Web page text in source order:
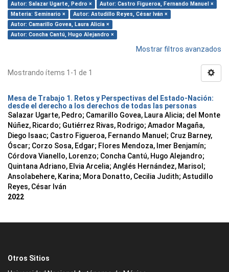
Autor: Salazar Ugarte, Pedro ×
Autor: Castro Figueroa, Fernando Manuel ×
Materia: Seminario ×
Autor: Astudillo Reyes, César Iván ×
Autor: Camarillo Govea, Laura Alicia ×
Autor: Concha Cantú, Hugo Alejandro ×
Mostrar filtros avanzados
Mostrando ítems 1-1 de 1
Mesa de Trabajo 1. Retos y Perspectivas del Estado-Nación:
desde el derecho a los derechos de todas las personas
Salazar Ugarte, Pedro; Camarillo Govea, Laura Alicia; del Monte
Núñez, Ricardo; Gutiérrez Rivas, Rodrigo; Amador Magaña,
Diego Isaac; Castro Figueroa, Fernando Manuel ; Cruz Barney,
Óscar; Corzo Sosa, Edgar; Flores Mendoza, Imer Benjamín;
Córdova Vianello, Lorenzo; Concha Cantú, Hugo Alejandro;
Quintana Adriano, Elvia Arcelia; Anglés Hernández, Marisol ;
Ansolabehere, Karina; Mora Donatto, Cecilia Judith; Astudillo
Reyes, César Iván
2022
Otros Sitios